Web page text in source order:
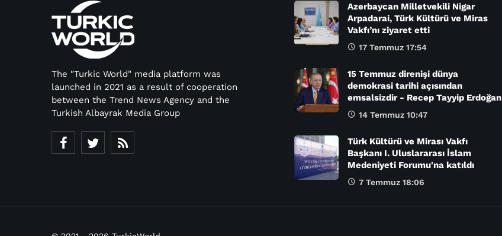
The "Turkic World" media platform was
launched in 2021 as a result of cooperation
between the Trend News Agency and the
Turkish Albayrak Media Group
Azerbaycan Milletvekili Nigar
Arpadarai, Türk Kültürü ve Miras
Vakfı’nı ziyaret etti
17 Temmuz 17:54
15 Temmuz direnişi dünya
demokrasi tarihi açısından
emsalsizdir - Recep Tayyip Erdoğan
14 Temmuz 10:47
Türk Kültürü ve Mirası Vakfı
Başkanı I. Uluslararası İslam
Medeniyeti Forumu'na katıldı
7 Temmuz 18:06